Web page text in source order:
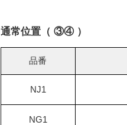
通常位置（ ③④ ）
品番
NJ1
NG1